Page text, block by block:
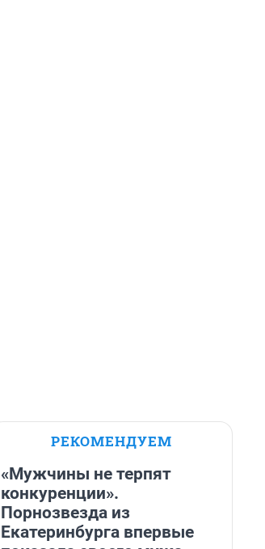
РЕКОМЕНДУЕМ
«Мужчины не терпят
конкуренции».
Порнозвезда из
Екатеринбурга впервые